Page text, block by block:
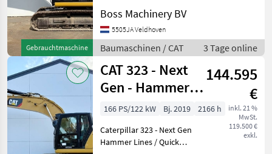
Gebrauchtmaschine
BM007612 Hours: 6.221
Type 323FL Location
Veldhoven, Netherlands
Certificate: CE Availa
Boss Machinery BV
5505JA Veldhoven
Baumaschinen / CAT 3 Tage online
CAT 323 - Next
Gen - Hammer
Lines / Quick
Coupler
144.595
€
inkl. 21 %
MwSt.
119.500 €
exkl.
166 PS/122 kW Bj. 2019
2166 h
Caterpillar 323 - Next Gen
Hammer Lines / Quick